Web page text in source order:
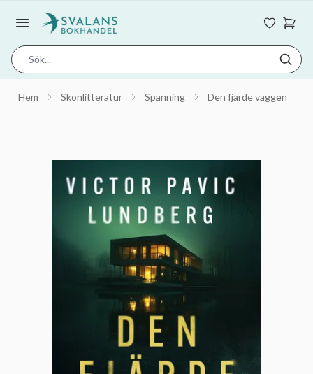
Hem Skönlitteratur Spänning Den fjärde väggen